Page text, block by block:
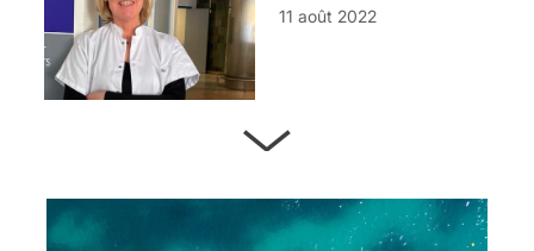
11 août 2022
13 août 2024